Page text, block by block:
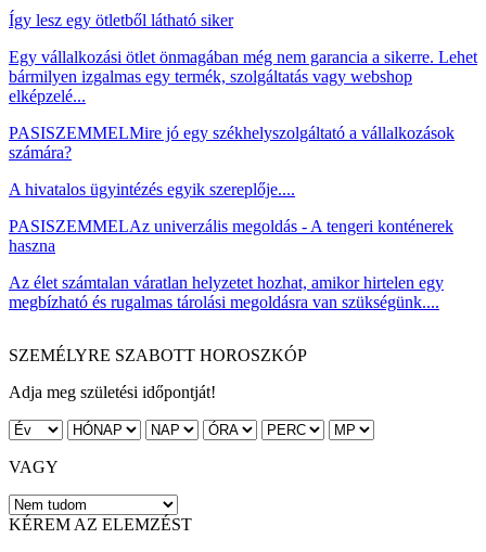
Így lesz egy ötletből látható siker
Egy vállalkozási ötlet önmagában még nem garancia a sikerre. Lehet
bármilyen izgalmas egy termék, szolgáltatás vagy webshop
elképzelé...
PASISZEMMELMire jó egy székhelyszolgáltató a vállalkozások
számára?
A hivatalos ügyintézés egyik szereplője....
PASISZEMMELAz univerzális megoldás - A tengeri konténerek
haszna
Az élet számtalan váratlan helyzetet hozhat, amikor hirtelen egy
megbízható és rugalmas tárolási megoldásra van szükségünk....
SZEMÉLYRE SZABOTT HOROSZKÓP
Adja meg születési időpontját!
VAGY
KÉREM AZ ELEMZÉST